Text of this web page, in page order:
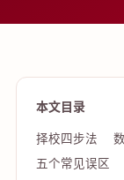
本文目录
择校四步法
五个常见误区